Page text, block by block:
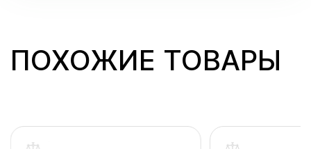
ПОХОЖИЕ ТОВАРЫ